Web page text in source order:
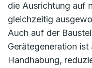
die Ausrichtung auf
gleichzeitig
Auch auf der
Gerätegeneration
Handhabung,